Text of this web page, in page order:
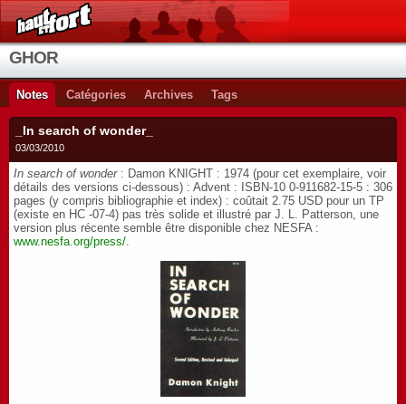
GHOR
Notes Catégories Archives Tags
_In search of wonder_
03/03/2010
In search of wonder: Damon KNIGHT : 1974 (pour cet exemplaire, voir
détails des versions ci-dessous) : Advent : ISBN-10 0-911682-15-5 : 306
pages (y compris bibliographie et index) : coûtait 2.75 USD pour un TP
(existe en HC -07-4) pas très solide et illustré par J. L. Patterson, une
version plus récente semble être disponible chez NESFA :
www.nesfa.org/press/.